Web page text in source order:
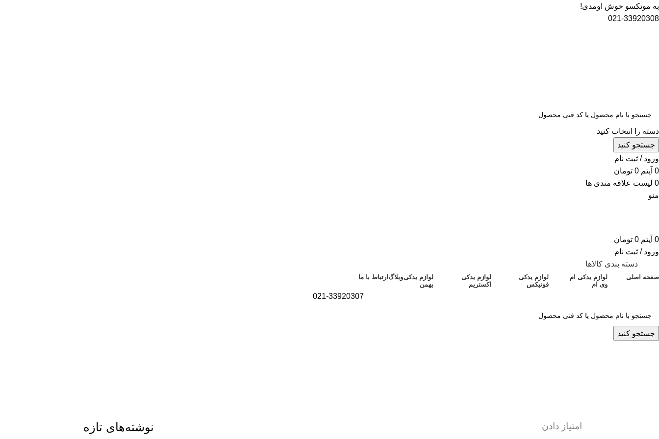
به موتکسو خوش اومدی!
021-33920308
دسته را انتخاب کنید
جستجو کنید
ورود / ثبت نام
0 آیتم 0 تومان
0 لیست علاقه مندی ها
منو
0 آیتم 0 تومان
ورود / ثبت نام
دسته بندی کالاها
صفحه اصلی
لوازم یدکی ام
وی ام
لوازم یدکی
فونیکس
لوازم یدکی
اکستریم
لوازم یدکی
بهمن
وبلاگ ارتباط با ما
021-33920307
جستجو کنید
امتیاز دادن نوشته‌های تازه